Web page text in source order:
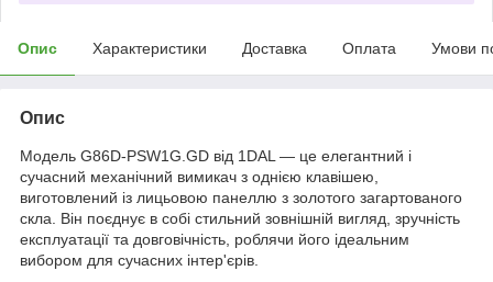
Опис Характеристики Доставка Оплата Умови
Опис
Модель G86D-PSW1G.GD від 1DAL — це елегантний і
сучасний механічний вимикач з однією клавішею,
виготовлений із лицьовою панеллю з золотого загартованого
скла. Він поєднує в собі стильний зовнішній вигляд, зручність
експлуатації та довговічність, роблячи його ідеальним
вибором для сучасних інтер'єрів.